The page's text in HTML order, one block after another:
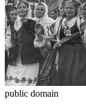
public domain